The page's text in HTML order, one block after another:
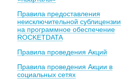
Правила предоставления
неисключительной сублицензии
на программное обеспечение
ROCKETDATA
Правила проведения Акций
Правила проведения Акции в
социальных сетях